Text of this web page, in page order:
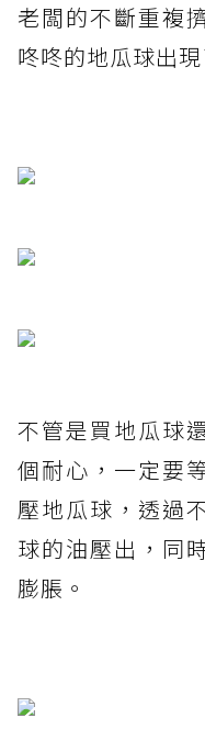
老闆的不斷重複
咚咚的地瓜球出
不管是買地瓜球
個耐心，一定要
壓地瓜球，透過
球的油壓出，同
膨脹。